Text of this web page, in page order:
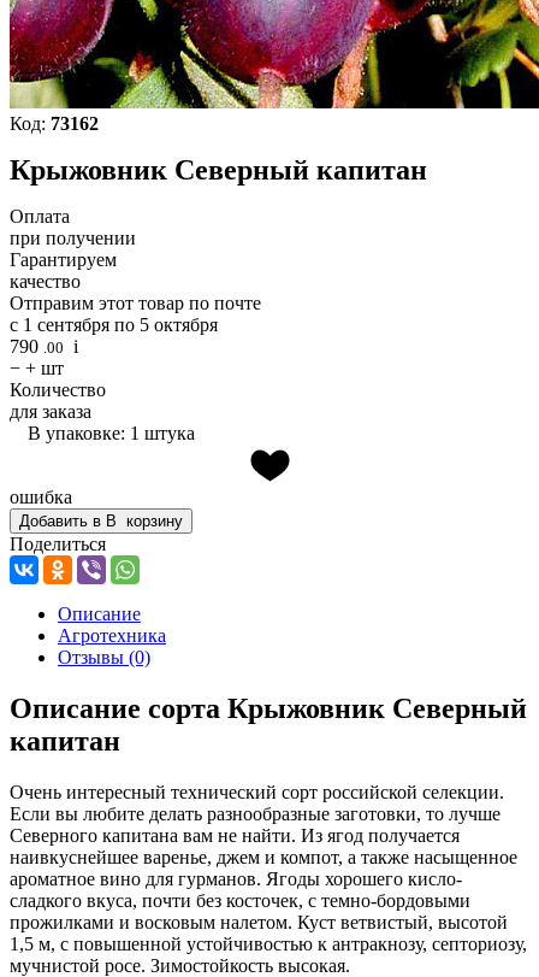
Код: 73162
Крыжовник Северный капитан
Оплата
при получении
Гарантируем
качество
Отправим этот товар по почте
с 1 сентября по 5 октября
790 .00 i
− + шт
Количество
для заказа
В упаковке: 1 штука
ошибка
Добавить в В корзину
Поделиться
Описание
Агротехника
Отзывы (0)
Описание сорта Крыжовник Северный
капитан
Очень интересный технический сорт российской селекции.
Если вы любите делать разнообразные заготовки, то лучше
Северного капитана вам не найти. Из ягод получается
наивкуснейшее варенье, джем и компот, а также насыщенное
ароматное вино для гурманов. Ягоды хорошего кисло-
сладкого вкуса, почти без косточек, с темно-бордовыми
прожилками и восковым налетом. Куст ветвистый, высотой
1,5 м, с повышенной устойчивостью к антракнозу, септориозу,
мучнистой росе. Зимостойкость высокая.